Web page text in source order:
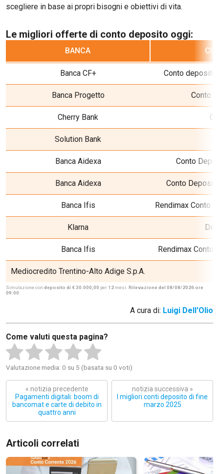
scegliere in base ai propri bisogni e obiettivi di vita.
Le migliori offerte di conto deposito oggi:
BANCA
Banca CF+ Conto deposito
Banca Progetto Conto
Cherry Bank
Solution Bank
Banca Aidexa Conto
Banca Aidexa Conto
Banca Ifis Rendimax Conto
Klarna
Banca Ifis Rendimax Conto
Mediocredito Trentino-Alto Adige S.p.A.
Simulazione con deposito di € 30.000,00 per 12 mesi. Rilevazione del 08/08/2026 ore
09:00
A cura di: Luigi Dell'Olio
Come valuti questa pagina?
Valutazione media: 0 su 5 (basata su 0 voti)
« notizia precedente
Pagamenti digitali: boom di
bancomat e carte di debito in
quattro anni
notizia successiva »
I migliori conti deposito di fine
marzo 2025
Articoli correlati